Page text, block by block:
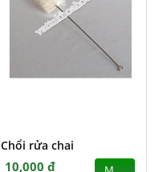
Chổi rửa chai
10,000 đ